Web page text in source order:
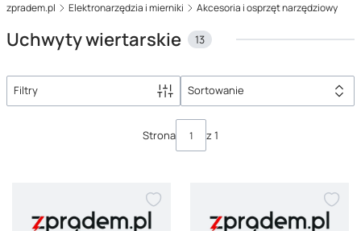
zpradem.pl Elektronarzędzia i mierniki Akcesoria i osprzęt narzędziowy
Uchwyty wiertarskie 13
Filtry Sortowanie
Strona z 1